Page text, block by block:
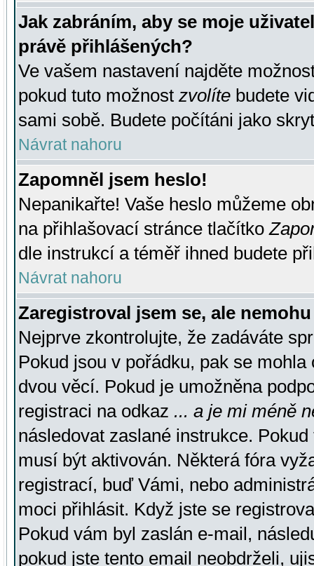
Jak zabráním, aby se moje
právě přihlášených?
Ve vašem nastavení najděte
pokud tuto možnost zvolíte budete
sami sobě. Budete počítáni jako
Návrat nahoru
Zapomněl jsem heslo!
Nepanikařte! Vaše heslo můžeme
na přihlašovací stránce tlačítko
dle instrukcí a téměř ihned budete
Návrat nahoru
Zaregistroval jsem se, ale
Nejprve zkontrolujte, že zadáváte
Pokud jsou v pořádku, pak se
dvou věcí. Pokud je umožněna
registraci na odkaz ... a je mi méně
následovat zaslané instrukce.
musí být aktivován. Některá fóra
registrací, buď Vámi, nebo
moci přihlásit. Když jste se
Pokud vám byl zaslán e-mail,
pokud jste tento email neobdrželi,